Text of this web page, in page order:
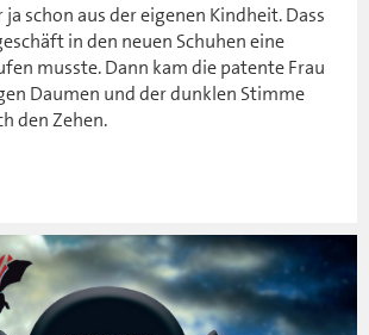
schon aus der eigenen Kindheit. Dass
in den neuen Schuhen eine
musste. Dann kam die patente Frau
Daumen und der dunklen Stimme
den Zehen.